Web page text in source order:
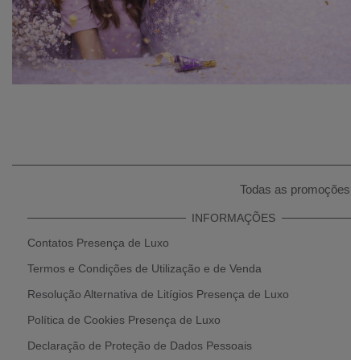
Todas as
INFORMAÇÕES
Contatos Presença de Luxo
Termos e Condições de Utilização e de Venda
Resolução Alternativa de Litígios Presença de Luxo
Política de Cookies Presença de Luxo
Declaração de Proteção de Dados Pessoais